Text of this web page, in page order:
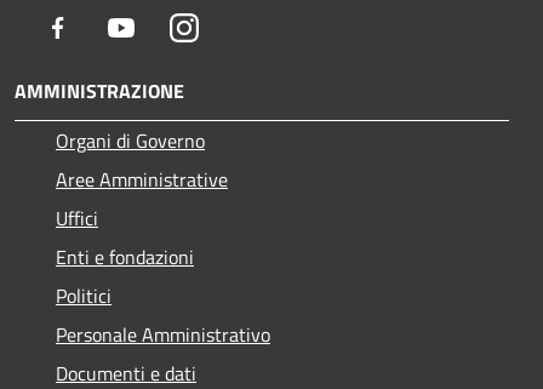
Facebook YoutubeInstagram
AMMINISTRAZIONE
Organi di Governo
Aree Amministrative
Uffici
Enti e fondazioni
Politici
Personale Amministrativo
Documenti e dati